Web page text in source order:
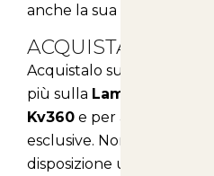
anche la sua salute ne
ACQUISTA ORA!
Acquistalo su
più sulla Lama Mobile
Kv360 e per approfittare
esclusive. Non perdere
disposizione un prodotto